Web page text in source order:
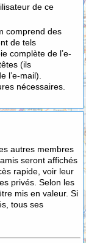
de ce
comprend des
de tels
complète de l’e-
(ils
l’e-mail).
nécessaires.
autres membres
seront affichés
rapide, voir leur
privés. Selon les
mis en valeur. Si
tous ses